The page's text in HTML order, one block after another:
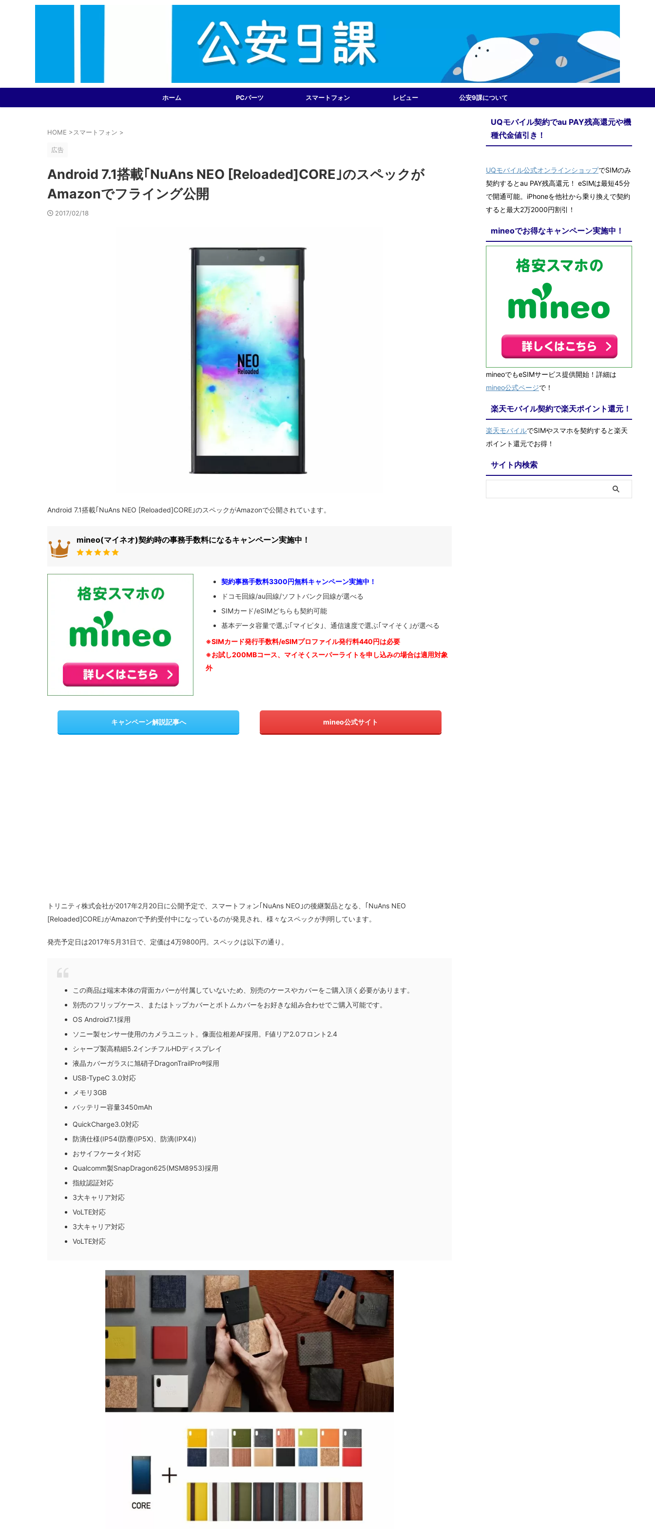
ホーム PCパーツ スマートフォン レビュー 公安9課について
HOME >スマートフォン >
広告
Android 7.1搭載｢NuAns NEO [Reloaded]CORE｣のスペックが
Amazonでフライング公開
2017/02/18
Android 7.1搭載｢NuAns NEO [Reloaded]CORE｣のスペックがAmazonで公開されています。
mineo(マイネオ)契約時の事務手数料になるキャンペーン実施中！
契約事務手数料3300円無料キャンペーン実施中！
ドコモ回線/au回線/ソフトバンク回線が選べる
SIMカード/eSIMどちらも契約可能
基本データ容量で選ぶ｢マイピタ｣、通信速度で選ぶ｢マイそく｣が選べる
※SIMカード発行手数料/eSIMプロファイル発行料440円は必要
※お試し200MBコース、マイそくスーパーライトを申し込みの場合は適用対象
外
キャンペーン解説記事へ mineo公式サイト
トリニティ株式会社が2017年2月20日に公開予定で、スマートフォン｢NuAns NEO｣の後継製品となる、｢NuAns NEO
[Reloaded]CORE｣がAmazonで予約受付中になっているのが発見され、様々なスペックが判明しています。
発売予定日は2017年5月31日で、定価は4万9800円。スペックは以下の通り。
この商品は端末本体の背面カバーが付属していないため、別売のケースやカバーをご購入頂く必要があります。
別売のフリップケース、またはトップカバーとボトムカバーをお好きな組み合わせでご購入可能です。
OS Android7.1採用
ソニー製センサー使用のカメラユニット。像面位相差AF採用。F値リア2.0フロント2.4
シャープ製高精細5.2インチフルHDディスプレイ
液晶カバーガラスに旭硝子DragonTrailPro®️採用
USB-TypeC 3.0対応
メモリ3GB
バッテリー容量3450mAh
QuickCharge3.0対応
防滴仕様(IP54(防塵(IP5X)、防滴(IPX4))
おサイフケータイ対応
Qualcomm製SnapDragon625(MSM8953)採用
指紋認証対応
3大キャリア対応
VoLTE対応
3大キャリア対応
VoLTE対応
UQモバイル契約でau PAY残高還元や機
種代金値引き！
UQモバイル公式オンラインショップでSIMのみ
契約するとau PAY残高還元！ eSIMは最短45分
で開通可能。iPhoneを他社から乗り換えで契約
すると最大2万2000円割引！
mineoでお得なキャンペーン実施中！
mineoでもeSIMサービス提供開始！詳細は
mineo公式ページで！
楽天モバイル契約で楽天ポイント還元！
楽天モバイルでSIMやスマホを契約すると楽天
ポイント還元でお得！
サイト内検索